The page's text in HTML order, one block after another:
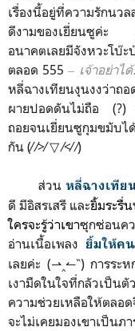
เรื่องนี้อยู่ที่ความรักนว
ดีงามของเยี่ยนซูค่ะ
อนาคตเลยมีจังหวะโบ๊
ตลอด 555‒ เจ้าอย่าไ
หลี่ฉางเทียนงุนงงว่าถ
ผายปอดดันไม่ถือ (?)
ถอยจนเยี่ยนซูกุมขมับไ
กัน (⁄ ⁄>⁄ ▽ ⁄<⁄ ⁄)
ส่วน หลี่ฉางเทีย
ดี มีอิสรเสรี และยิ้มระรื่
ใครจะรู้ว่าเขาซุกซ่อนค
อ่านเนื้อเพลง ยิ้มให้ค
เลยค่ะ (⇀‸↼‶) การระ
เงามืดในใจที่กลัวเป็น
ความช่วยเหลือให้ตลอ
จะไม่เคยมองเขาเป็นภ